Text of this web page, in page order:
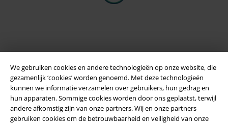
We gebruiken cookies en andere technologieën op onze website, die
gezamenlijk ‘cookies’ worden genoemd. Met deze technologieën
kunnen we informatie verzamelen over gebruikers, hun gedrag en
hun apparaten. Sommige cookies worden door ons geplaatst, terwijl
andere afkomstig zijn van onze partners. Wij en onze partners
gebruiken cookies om de betrouwbaarheid en veiligheid van onze
Legal